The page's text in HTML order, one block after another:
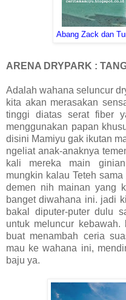
Abang Zack dan
ARENA DRYPARK :
Adalah wahana seluncur
kita akan merasakan
tinggi diatas serat fiber
menggunakan papan
disini Mamiyu gak ikutan
ngeliat anak-anaknya
kali mereka main
mungkin kalau Teteh
demen nih mainan yang
banget diwahana ini. jadi
bakal diputer-puter dulu
untuk meluncur
buat menambah ceria
mau ke wahana ini,
baju ya.